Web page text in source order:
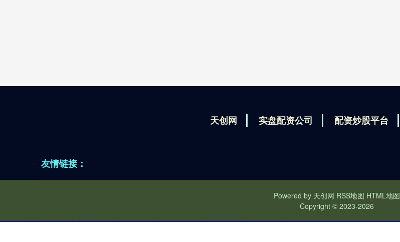
天创网 实盘配资公司 配资炒股平台
友情链接：
Powered by 天创网 RSS地图 HTML地图
Copyright © 2023-2026